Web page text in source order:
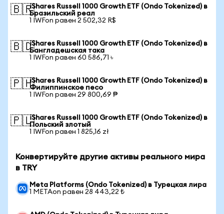
🇧🇷iShares Russell 1000 Growth ETF (Ondo Tokenized) в
Бразильский реал
1 IWFon равен 2 502,32 R$
🇧🇩iShares Russell 1000 Growth ETF (Ondo Tokenized) в
Бангладешская така
1 IWFon равен 60 586,71 ৳
🇵🇭iShares Russell 1000 Growth ETF (Ondo Tokenized) в
Филиппинское песо
1 IWFon равен 29 800,69 ₱
🇵🇱iShares Russell 1000 Growth ETF (Ondo Tokenized) в
Польский злотый
1 IWFon равен 1 825,16 zł
Конвертируйте другие активы реального мира
в TRY
Meta Platforms (Ondo Tokenized) в Турецкая лира
1 METAon равен 28 443,22 ₺